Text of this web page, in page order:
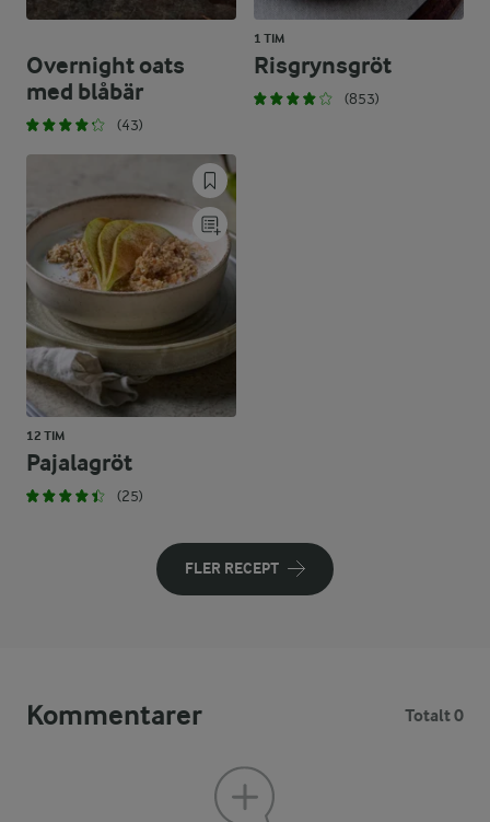
Overnight oats
med blåbär
(43)
1 TIM
Risgrynsgröt
(853)
12 TIM
Pajalagröt
(25)
FLER RECEPT
Kommentarer Totalt 0